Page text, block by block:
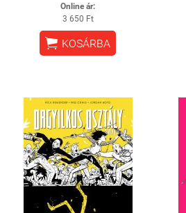
Online ár:
3 650 Ft
 KOSÁRBA